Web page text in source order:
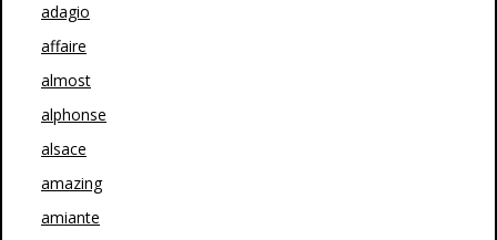
adagio
affaire
almost
alphonse
alsace
amazing
amiante